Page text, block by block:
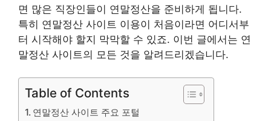
면 많은 직장인들이 연말정산을 준비하게 됩니다.
특히 연말정산 사이트 이용이 처음이라면 어디서부
터 시작해야 할지 막막할 수 있죠. 이번 글에서는 연
말정산 사이트의 모든 것을 알려드리겠습니다.
Table of Contents
연말정산 사이트 주요 포털